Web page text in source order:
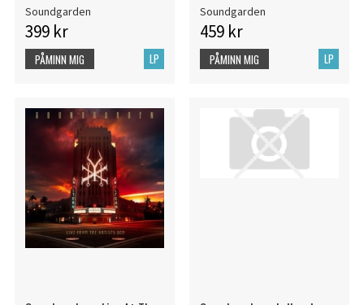
Soundgarden
399 kr
LP
PÅMINN MIG
Soundgarden
459 kr
LP
PÅMINN MIG